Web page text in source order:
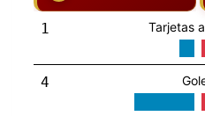
1 Tarjetas
4